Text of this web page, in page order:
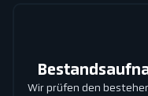
Wir prüfen den